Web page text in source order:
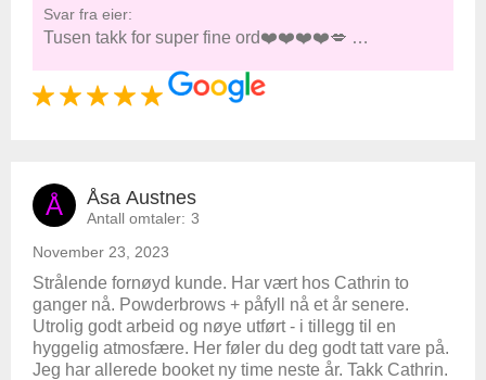
Svar fra eier:
Tusen takk for super fine ord❤️❤️❤️❤️💋 …
Å Åsa Austnes
Antall omtaler: 3
November 23, 2023
Strålende fornøyd kunde. Har vært hos Cathrin to
ganger nå. Powderbrows + påfyll nå et år senere.
Utrolig godt arbeid og nøye utført - i tillegg til en
hyggelig atmosfære. Her føler du deg godt tatt vare på.
Jeg har allerede booket ny time neste år. Takk Cathrin.